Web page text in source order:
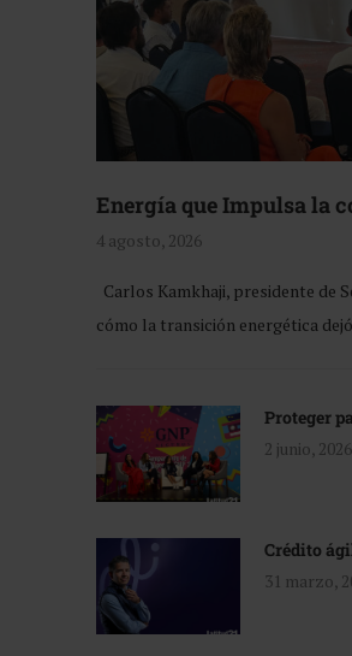
Energía que Impulsa la
4 agosto, 2026
Carlos Kamkhaji, presidente de
cómo la transición energética
Proteger
2 junio, 2026
Crédito
31 marzo,